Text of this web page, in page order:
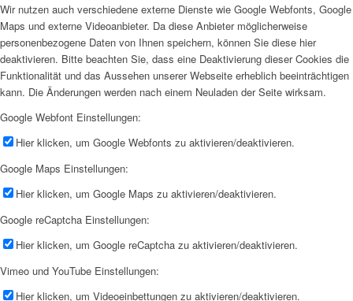
Wir nutzen auch verschiedene externe Dienste wie Google Webfonts, Google
Maps und externe Videoanbieter. Da diese Anbieter möglicherweise
personenbezogene Daten von Ihnen speichern, können Sie diese hier
deaktivieren. Bitte beachten Sie, dass eine Deaktivierung dieser Cookies die
Funktionalität und das Aussehen unserer Webseite erheblich beeinträchtigen
kann. Die Änderungen werden nach einem Neuladen der Seite wirksam.
Google Webfont Einstellungen:
Hier klicken, um Google Webfonts zu aktivieren/deaktivieren.
Google Maps Einstellungen:
Hier klicken, um Google Maps zu aktivieren/deaktivieren.
Google reCaptcha Einstellungen:
Hier klicken, um Google reCaptcha zu aktivieren/deaktivieren.
Vimeo und YouTube Einstellungen:
Hier klicken, um Videoeinbettungen zu aktivieren/deaktivieren.